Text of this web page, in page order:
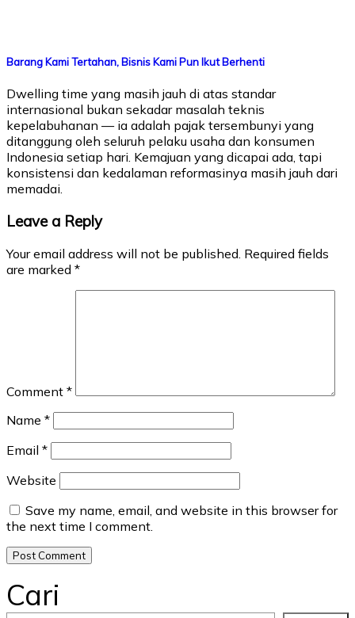
Barang Kami Tertahan, Bisnis Kami Pun Ikut Berhenti
Dwelling time yang masih jauh di atas standar
internasional bukan sekadar masalah teknis
kepelabuhanan — ia adalah pajak tersembunyi yang
ditanggung oleh seluruh pelaku usaha dan konsumen
Indonesia setiap hari. Kemajuan yang dicapai ada, tapi
konsistensi dan kedalaman reformasinya masih jauh dari
memadai.
Leave a Reply
Your email address will not be published. Required fields
are marked *
Comment *
Name *
Email *
Website
Save my name, email, and website in this browser for
the next time I comment.
Cari